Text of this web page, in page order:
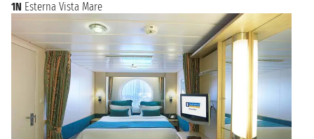
1N Esterna Vista Mare